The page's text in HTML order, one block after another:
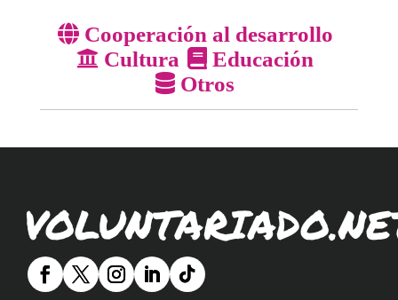
Cooperación al desarrollo
Cultura
Educación
Otros
CONEIX FUNDESPLAI
La Fundació
L'equip